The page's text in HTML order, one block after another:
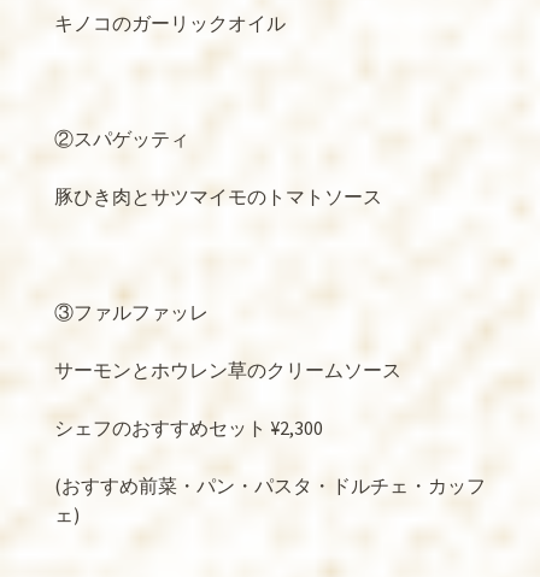
キノコのガーリックオイル
②スパゲッティ
豚ひき肉とサツマイモのトマトソース
③ファルファッレ
サーモンとホウレン草のクリームソース
シェフのおすすめセット ¥2,300
(おすすめ前菜・パン・パスタ・ドルチェ・カッフ
ェ)